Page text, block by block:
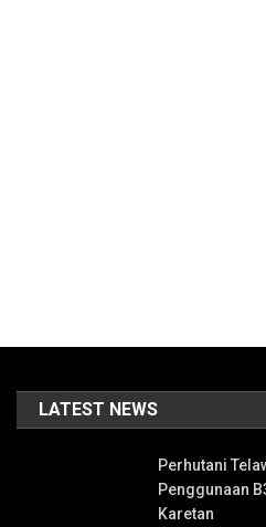
LATEST NEWS
Perhutani
Penggunaan
Karetan